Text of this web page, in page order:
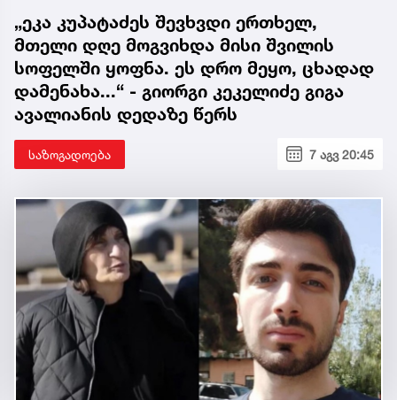
„ეკა კუპატაძეს შევხვდი ერთხელ,
მთელი დღე მოგვიხდა მისი შვილის
სოფელში ყოფნა. ეს დრო მეყო, ცხადად
დამენახა...“ - გიორგი კეკელიძე გიგა
ავალიანის დედაზე წერს
საზოგადოება 7 აგვ 20:45